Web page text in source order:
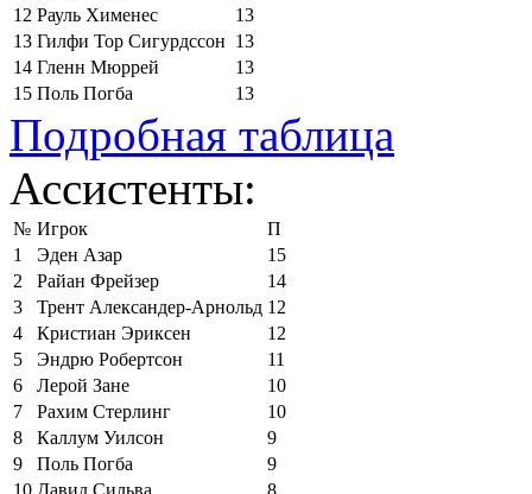
12 Рауль Хименес
13
13 Гилфи Тор Сигурдссон 13
14 Гленн Мюррей
13
15 Поль Погба 13
Подробная таблица
Ассистенты:
№ Игрок
П
1
Эден Азар
15
2
Райан Фрейзер
14
3
Трент Александер-Арнольд 12
4
Кристиан Эриксен
12
5
Эндрю Робертсон
11
6
Лерой Зане
10
7
Рахим Стерлинг
10
8
Каллум Уилсон
9
9
Поль Погба
9
10 Давид Сильва
8